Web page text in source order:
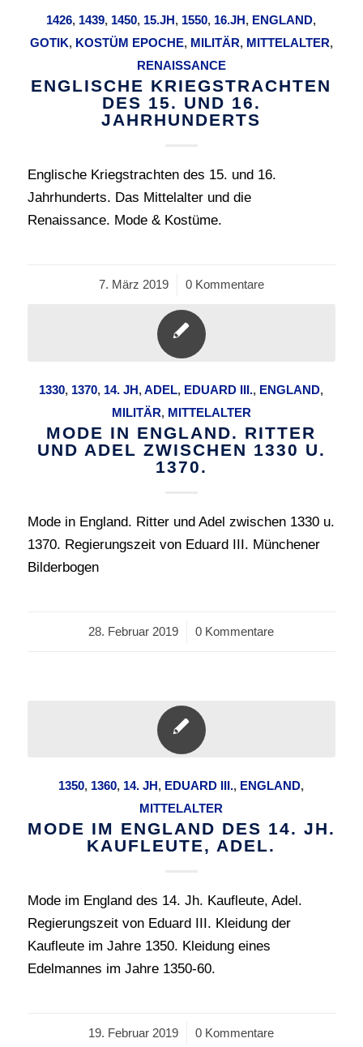
1426, 1439, 1450, 15.JH, 1550, 16.JH, ENGLAND,
GOTIK, KOSTÜM EPOCHE, MILITÄR, MITTELALTER,
RENAISSANCE
ENGLISCHE KRIEGSTRACHTEN
DES 15. UND 16.
JAHRHUNDERTS
Englische Kriegstrachten des 15. und 16.
Jahrhunderts. Das Mittelalter und die
Renaissance. Mode & Kostüme.
7. März 2019
/ 0 Kommentare
1330, 1370, 14. JH,ADEL, EDUARD III., ENGLAND,
MILITÄR, MITTELALTER
MODE IN ENGLAND. RITTER
UND ADEL ZWISCHEN 1330 U.
1370.
Mode in England. Ritter und Adel zwischen 1330 u.
1370. Regierungszeit von Eduard III. Münchener
Bilderbogen
28. Februar 2019
/ 0 Kommentare
1350, 1360, 14. JH, EDUARD III., ENGLAND,
MITTELALTER
MODE IM ENGLAND DES 14. JH.
KAUFLEUTE, ADEL.
Mode im England des 14. Jh. Kaufleute, Adel.
Regierungszeit von Eduard III. Kleidung der
Kaufleute im Jahre 1350. Kleidung eines
Edelmannes im Jahre 1350-60.
19. Februar 2019
/ 0 Kommentare